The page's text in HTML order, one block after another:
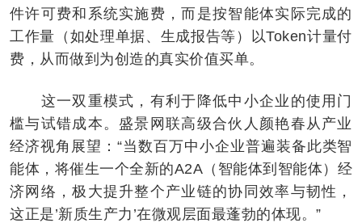
件许可费和系统实施费，而是按智能体实际完成的
工作量（如处理单据、生成报告等）以Token计量付
费，从而做到为创造的真实价值买单。
这一双重模式，有利于降低中小企业的使用门
槛与试错成本。盛景网联高级合伙人颜艳春从产业
经济视角展望：“当数百万中小企业普遍装备此类智
能体，将催生一个全新的A2A（智能体到智能体）经
济网络，极大提升整个产业链的协同效率与韧性，
这正是’新质生产力’在微观层面最蓬勃的体现。”